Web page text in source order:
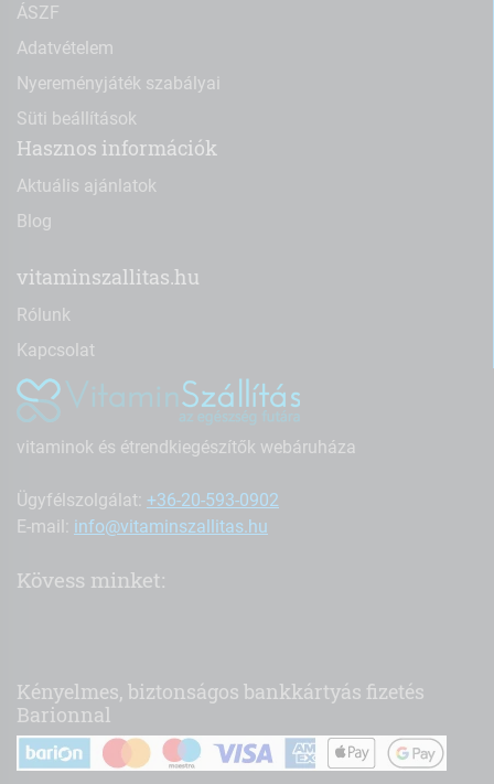
ÁSZF
Adatvételem
Nyereményjáték szabályai
Süti beállítások
Hasznos információk
Aktuális ajánlatok
Blog
vitaminszallitas.hu
Rólunk
Kapcsolat
vitaminok és étrendkiegészítők webáruháza
Ügyfélszolgálat: +36-20-593-0902
E-mail: info@vitaminszallitas.hu
Kövess minket:
Kényelmes, biztonságos bankkártyás fizetés
Barionnal